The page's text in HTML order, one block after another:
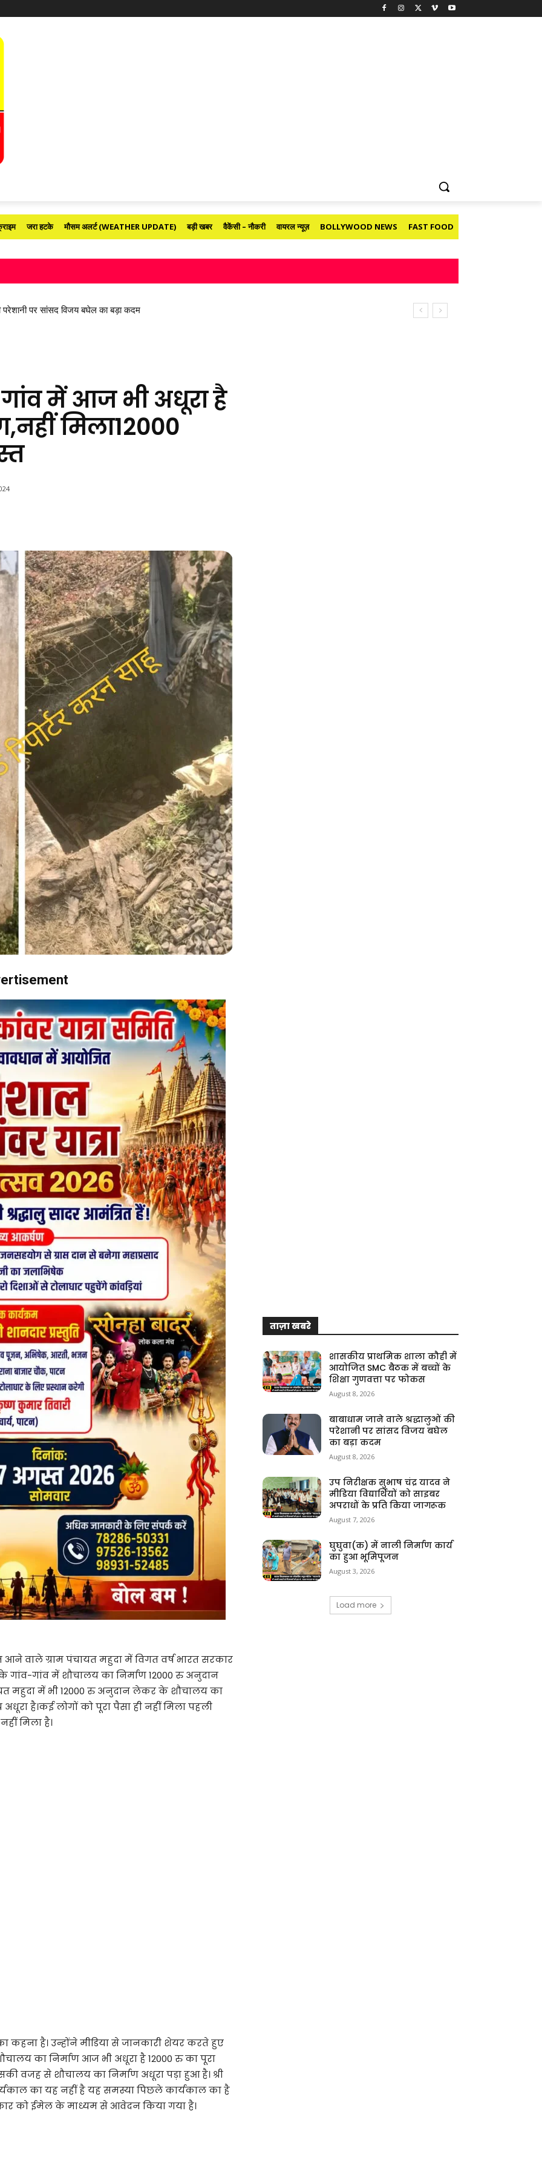
जरा हटके मौसम अलर्ट (WEATHER UPDATE) बड़ी खबर वैकेंसी – नौकरी वायरल न्यूज़ BOLLYWOOD NEWS FAST FOOD
पर सांसद विजय बघेल का बड़ा कदम
विद्यार्थियों को साइबर अपराधों के प्रति किया जागरूक
में आज भी अधूरा है
मिला12000
वाले ग्राम पंचायत महुदा में विगत वर्ष भारत सरकार
गांव-गांव में शौचालय का निर्माण 12000 रु अनुदान
महुदा में भी 12000 रु अनुदान लेकर के शौचालय का
है।कई लोगों को पूरा पैसा ही नहीं मिला पहली
मिला है।
कहना है। उन्होंने मीडिया से जानकारी शेयर करते हुए
का निर्माण आज भी अधूरा है 12000 रु का पूरा
वजह से शौचालय का निर्माण अधूरा पड़ा हुआ है। श्री
का यह नहीं है यह समस्या पिछले कार्यकाल का है
को ईमेल के माध्यम से आवेदन किया गया है।
ताज़ा खबरे
शासकीय प्राथमिक शाला कौही में
आयोजित SMC बैठक में बच्चों के
शिक्षा गुणवत्ता पर फोकस
August 8, 2026
बाबाधाम जाने वाले श्रद्धालुओं की
परेशानी पर सांसद विजय बघेल
का बड़ा कदम
August 8, 2026
उप निरीक्षक सुभाष चंद्र यादव ने
मीडिया विद्यार्थियों को साइबर
अपराधों के प्रति किया जागरूक
August 7, 2026
घुघुवा(क) में नाली निर्माण कार्य
का हुआ भूमिपूजन
August 3, 2026
Load more